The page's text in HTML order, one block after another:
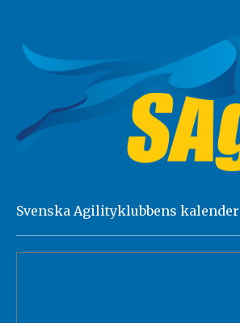
Svenska Agilityklubbens kalender